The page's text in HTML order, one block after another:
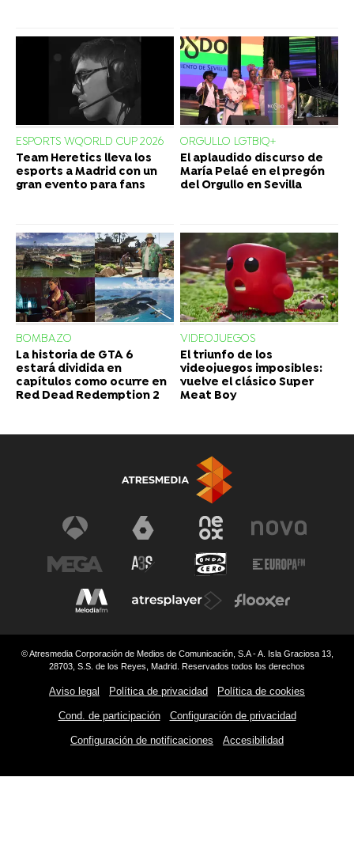
ESPORTS WQORLD CUP 2026
Team Heretics lleva los
esports a Madrid con un
gran evento para fans
ORGULLO LGTBIQ+
El aplaudido discurso de
María Pelaé en el pregón
del Orgullo en Sevilla
BOMBAZO
La historia de GTA 6
estará dividida en
capítulos como ocurre en
Red Dead Redemption 2
VIDEOJUEGOS
El triunfo de los
videojuegos imposibles:
vuelve el clásico Super
Meat Boy
© Atresmedia Corporación de Medios de Comunicación, S.A - A. Isla Graciosa 13,
28703, S.S. de los Reyes, Madrid. Reservados todos los derechos
Aviso legal Política de privacidad Política de cookies
Cond. de participación Configuración de privacidad
Configuración de notificaciones Accesibilidad